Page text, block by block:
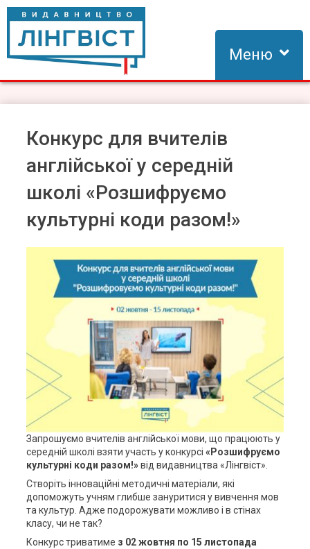
Skip
content
Видавництво Лінгвіст
Видавництво Лінгвіст – адаптація та створення видань для
Меню
Конкурс для вчителів
англійської у середній
школі «Розшифруємо
культурні коди разом!»
Запрошуємо вчителів англійської мови, що працюють у
середній школі взяти участь у конкурсі «Розшифруємо
культурні коди разом!»від видавництва «Лінгвіст».
Створіть інноваційні методичні матеріали, які
допоможуть учням глибше зануритися у вивчення мов
та культур. Адже подорожувати можливо і в стінах
класу, чи не так?
Конкурс триватиме з 02 жовтня по 15 листопада